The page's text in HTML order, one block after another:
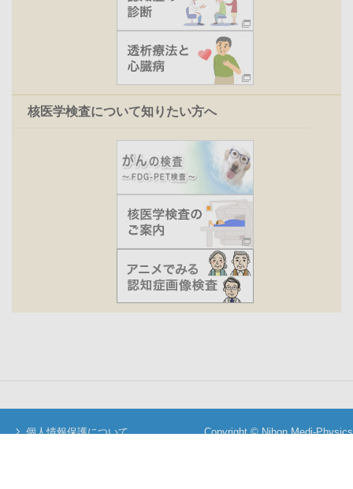
核医学検査について知りたい方へ
個人情報保護について
Copyright © Nihon Medi-Physics